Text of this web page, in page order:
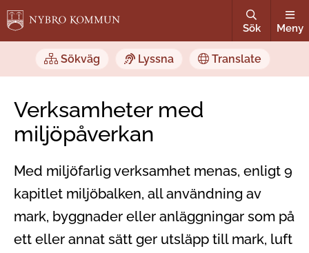
Sök Meny
Sökväg Lyssna Translate
Verksamheter med
miljöpåverkan
Med miljöfarlig verksamhet menas, enligt 9
kapitlet miljöbalken, all användning av
mark, byggnader eller anläggningar som på
ett eller annat sätt ger utsläpp till mark, luft